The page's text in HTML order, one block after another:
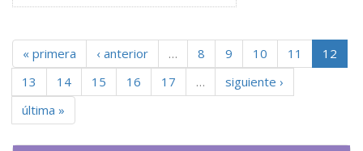
« primera ‹ anterior … 8 9 10 11
12
13
14 15 16 17 …
siguiente ›
última »